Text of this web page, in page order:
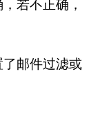
若不正确，
邮件过滤或